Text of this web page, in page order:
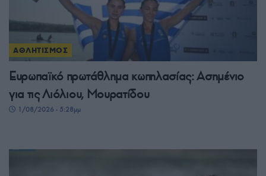
ΑΘΛΗΤΙΣΜΟΣ
Ευρωπαϊκό πρωτάθλημα κωπηλασίας: Ασημένιο
για τις Λιόλιου, Μουρατίδου
1/08/2026 - 5:28μμ